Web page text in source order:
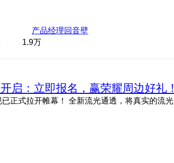
产品经理回音壁
1.9万
启：立即报名，赢荣耀周边好礼！